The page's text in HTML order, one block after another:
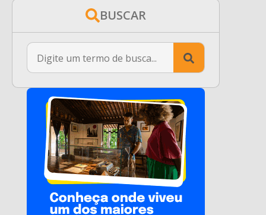
BUSCAR
Search
for: